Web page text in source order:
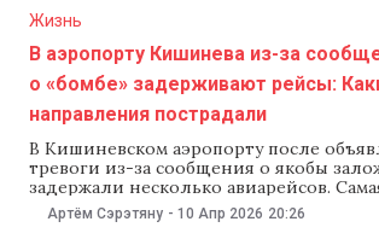
Жизнь
В аэропорту Кишинева из-за
о «бомбе» задерживают рейсы:
направления пострадали
В Кишиневском аэропорту после
тревоги из-за сообщения о якобы
задержали несколько авиарейсов.
задержка — у рейса из Милана: вместо
прибудет только в 21:35 — почти на три
Артём Сэрэтяну - 10 Апр 2026 20:26